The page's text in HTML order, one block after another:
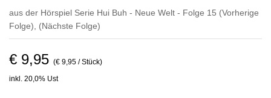
aus der Hörspiel Serie Hui Buh - Neue Welt - Folge 15 (Vorherige
Folge)
(Nächste Folge)
€ 9,95 (€ 9,95 / Stück)
inkl. 20,0% Ust